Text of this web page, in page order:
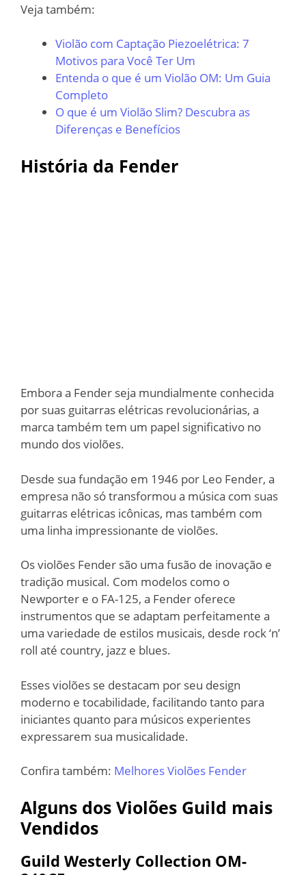
Veja também:
Violão com Captação Piezoelétrica: 7
Motivos para Você Ter Um
Entenda o que é um Violão OM: Um Guia
Completo
O que é um Violão Slim? Descubra as
Diferenças e Benefícios
História da Fender
Embora a Fender seja mundialmente conhecida
por suas guitarras elétricas revolucionárias, a
marca também tem um papel significativo no
mundo dos violões.
Desde sua fundação em 1946 por Leo Fender, a
empresa não só transformou a música com suas
guitarras elétricas icônicas, mas também com
uma linha impressionante de violões.
Os violões Fender são uma fusão de inovação e
tradição musical. Com modelos como o
Newporter e o FA-125, a Fender oferece
instrumentos que se adaptam perfeitamente a
uma variedade de estilos musicais, desde rock ‘n’
roll até country, jazz e blues.
Esses violões se destacam por seu design
moderno e tocabilidade, facilitando tanto para
iniciantes quanto para músicos experientes
expressarem sua musicalidade.
Confira também: Melhores Violões Fender
Alguns dos Violões Guild mais
Vendidos
Guild Westerly Collection OM-